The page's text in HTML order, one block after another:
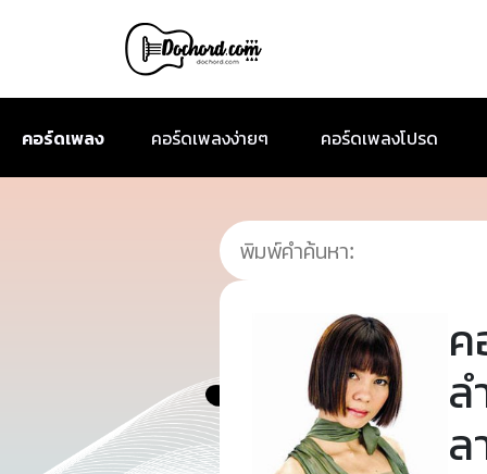
คอร์ดเพลง คอร์ดเพลงง่ายๆ คอร์ดเพลงโปรด
ล
ล